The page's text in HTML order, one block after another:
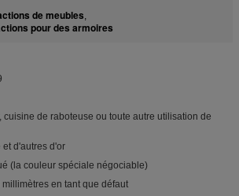
de meubles,
pour des armoires
cuisine de raboteuse ou toute autre utilisation de
d'autres d'or
(la couleur spéciale négociable)
en tant que défaut